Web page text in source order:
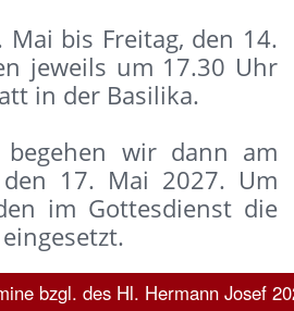
bis Freitag, den 14.
jeweils um 17.30 Uhr
in der Basilika.
begehen wir dann am
den 17. Mai 2027. Um
im Gottesdienst die
bzgl. des Hl. Hermann Josef